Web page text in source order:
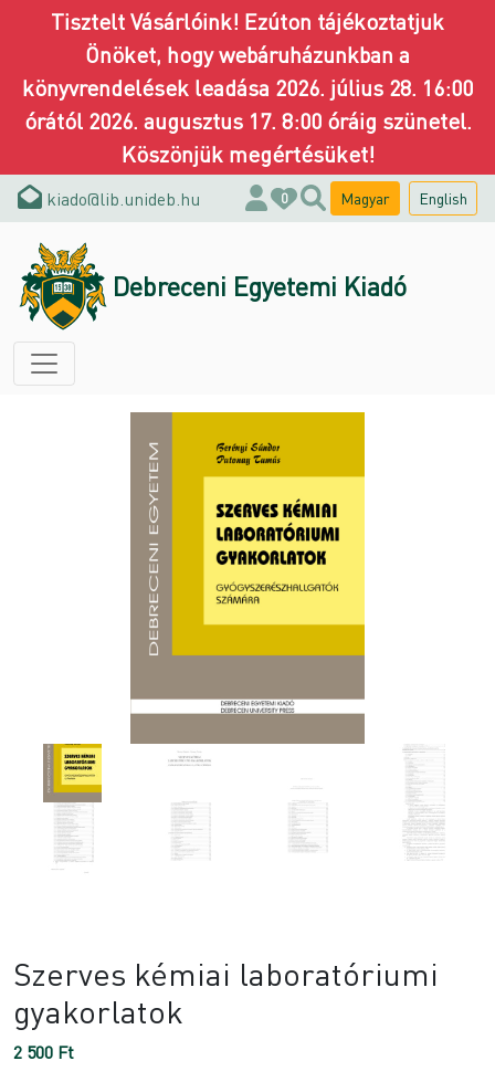
Tisztelt Vásárlóink! Ezúton tájékoztatjuk
Önöket, hogy webáruházunkban a
könyvrendelések leadása 2026. július 28. 16:00
órától 2026. augusztus 17. 8:00 óráig szünetel.
Köszönjük megértésüket!
kiado@lib.unideb.hu 0 Magyar English
Debreceni Egyetemi Kiadó
Szerves kémiai laboratóriumi
gyakorlatok
2 500 Ft